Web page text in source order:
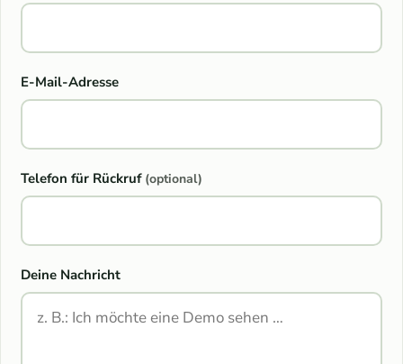
E-Mail-Adresse
Telefon für Rückruf (optional)
Deine Nachricht